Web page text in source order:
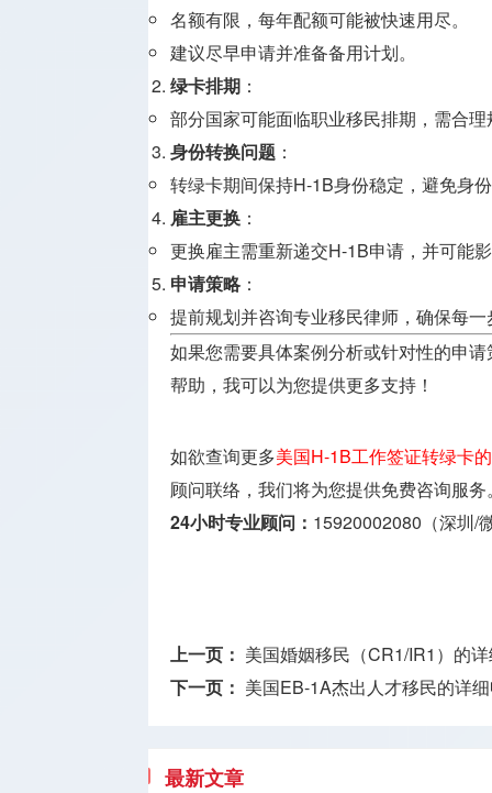
名额有限，每年配额可能被快速用尽。
建议尽早申请并准备备用计划。
绿卡排期 ：
部分国家可能面临职业移民排期，需合
身份转换问题 ：
转绿卡期间保持H-1B身份稳定，避免身
雇主更换 ：
更换雇主需重新递交H-1B申请，并可能
申请策略：
提前规划并咨询专业移民律师，确保每
如果您需要具体案例分析或针对性的申
帮助，我可以为您提供更多支持！
如欲查询更多美国H-1B工作签证转绿卡
顾问联络，我们将为您提供免费咨询服务
24小时专业顾问： 15920002080（深圳/
上一页： 美国婚姻移民（CR1/IR1）的
下一页： 美国EB-1A杰出人才移民的详
最新文章